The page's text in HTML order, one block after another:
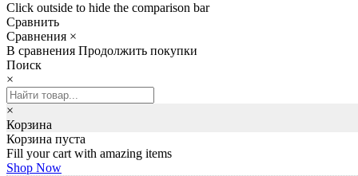
Click outside to hide the comparison bar
Сравнить
Сравнения ×
В сравнения Продолжить покупки
Поиск
×
×
Корзина
Корзина пуста
Fill your cart with amazing items
Shop Now